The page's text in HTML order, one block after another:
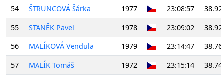
54
ŠTRUNCOVÁ Šárka 1977 23:08:57
55
STANĚK Pavel 1978 23:09:02
56
MALÍKOVÁ Vendula 1979 23:14:47
57
MALÍK Tomáš 1972 23:15:14